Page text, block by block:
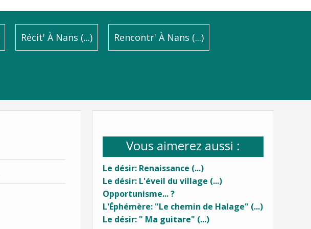
Récit' À Nans (...) Rencontr' À Nans (...)
Vous aimerez aussi :
Le désir: Renaissance (...)
Le désir: L'éveil du village (...)
Opportunisme... ?
L'Éphémère: "Le chemin de Halage" (...)
Le désir: " Ma guitare" (...)